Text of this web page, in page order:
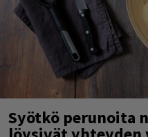
Syötkö perunoita